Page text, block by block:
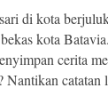
di kota
kota
cerita
Nantikan